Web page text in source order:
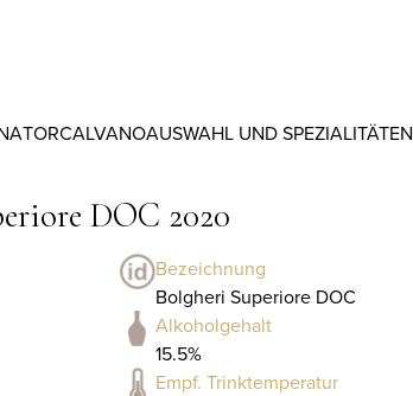
TORCALVANOAUSWAHL UND SPEZIALITÄTEN
DOC 2020
Bezeichnung
Bolgheri Superiore DOC
Alkoholgehalt
15.5%
Empf. Trinktemperatur